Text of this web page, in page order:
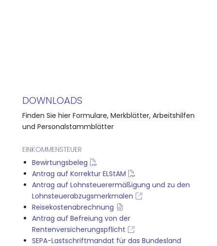
DOWNLOADS
Finden Sie hier Formulare, Merkblätter, Arbeitshilfen
und Personalstammblätter
EINKOMMENSTEUER
Bewirtungsbeleg
Antrag auf Korrektur ELStAM
Antrag auf Lohnsteuerermäßigung und zu den
Lohnsteuerabzugsmerkmalen
Reisekostenabrechnung
Antrag auf Befreiung von der
Rentenversicherungspflicht
SEPA-Lastschriftmandat für das Bundesland